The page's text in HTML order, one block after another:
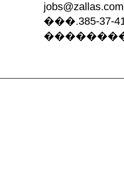
jobs@zallas.com
���.385-37-